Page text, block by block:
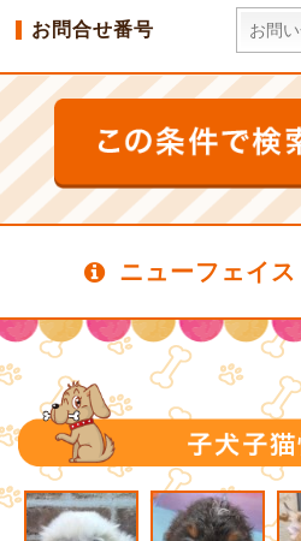
お問合せ番号
ニューフェイ